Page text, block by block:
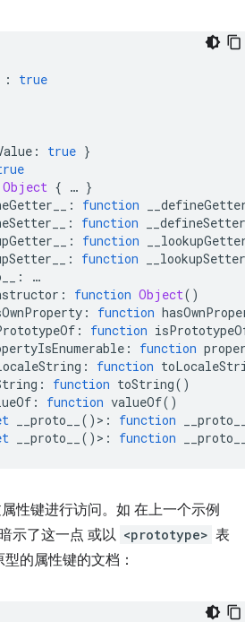
:
true
: true }
Object { … }
: function
: function
: function
: function
:
…
: function Object()
: function
: function
: function
: function
: function toString()
: function valueOf()
__proto__ ()>: function
__proto__ ()>: function
性键进行访问。如 在上一个示例
示了这一点 或以 <prototype> 表
的属性键的文档：